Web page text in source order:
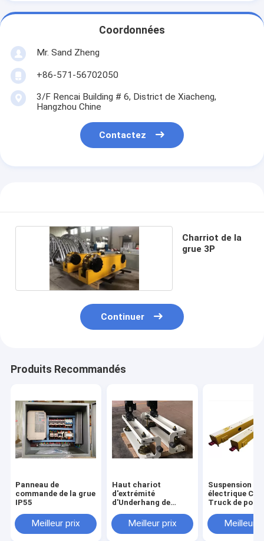
Coordonnées
Mr. Sand Zheng
+86-571-56702050
3/F Rencai Building # 6, District de Xiacheng,
Hangzhou Chine
Contactez
Charriot de la
grue 3P
Continuer
Produits Recommandés
Panneau de
commande de la grue
IP55
Meilleur prix
Haut chariot
d'extrémité
d'Underhang de
de devoir de travail
avec LOGO Printing
Meilleur prix
Suspension
électrique
Truck de
Bridge Single
Meilleur